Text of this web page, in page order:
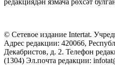
© Сетевое издание Intertat.
Адрес редакции: 420066,
Декабристов, д. 2. Телефон
(1304) Эл.почта редакции: